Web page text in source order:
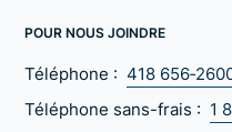
POUR NOUS JOINDRE
Téléphone : 418
Téléphone sans-frais : 1